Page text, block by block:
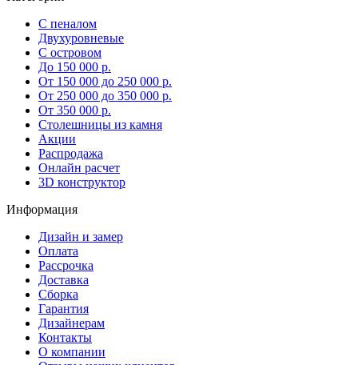
С пеналом
Двухуровневые
С островом
До 150 000 р.
От 150 000 до 250 000 р.
От 250 000 до 350 000 р.
От 350 000 р.
Столешницы из камня
Акции
Распродажа
Онлайн расчет
3D конструктор
Информация
Дизайн и замер
Оплата
Рассрочка
Доставка
Сборка
Гарантия
Дизайнерам
Контакты
О компании